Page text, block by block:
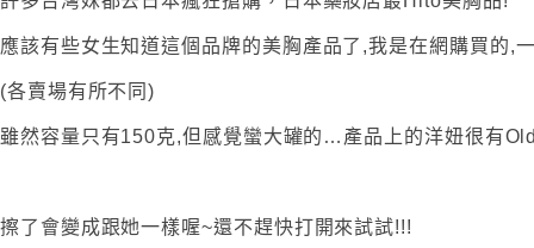
應該有些女生知道這個品牌的美胸產品了,我是在網購買的,
(各賣場有所不同)
雖然容量只有150克,但感覺蠻大罐的…產品上的洋妞很有
擦了會變成跟她一樣喔~還不趕快打開來試試!!!